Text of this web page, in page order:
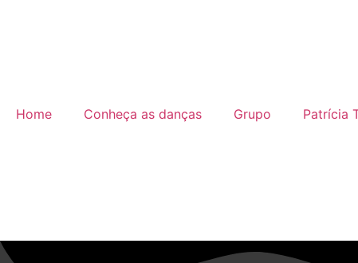
Home Conheça as danças Grupo Patrícia